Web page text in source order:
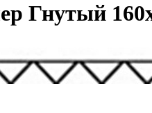
Гнутый